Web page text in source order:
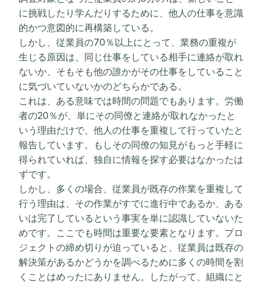
に挑戦したり学んだりするために、他人の仕事を意識
的かつ意図的に再構築している。
しかし、従業員の70％以上にとって、業務の重複が
生じる原因は、同じ仕事をしている相手に連絡が取れ
ないか、そもそも他の誰かがその仕事をしていること
に気づいていないかのどちらかである。
これは、ある意味では時間の問題でもあります。労働
者の20％が、単にその同僚と連絡が取れなかったと
いう理由だけで、他人の仕事を重複して行っていたと
報告しています。もしその同僚の知見がもっと手軽に
得られていれば、独自に情報を探す必要はなかったは
ずです。
しかし、多くの場合、従業員が既存の作業を重複して
行う理由は、その作業がすでに進行中であるか、ある
いは完了しているという事実を単に認識していないた
めです。ここでも時間は重要な要素となります。プロ
ジェクトの締め切りが迫っていると、従業員は既存の
解決策があるかどうかを調べるために多くの時間を割
くことはめったにありません。したがって、組織にと